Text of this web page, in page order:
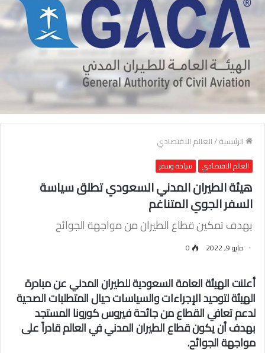
الرئيسية/العالم الاقتصادي
العالم الاقتصادي سياحة وسفر
هيئة الطيران المدني السعودي تطلق سياسة
السفر الجوي المتناغم
بهدف تمكين قطاع الطيران من مواجهة الجوائح
مايو 9, 2022 0
أعلنت الهيئة العامة السعودية للطيران المدني عن مبادرة
الهيئة لتوحيد الإجراءات والسياسات حيال المتطلبات الصحية
لدعم تعافي القطاع من جائحة فيروس كورونا المستجد
بهدف أن يكون قطاع الطيران المدني في العالم قادراً على
مواجهة الجوائح.